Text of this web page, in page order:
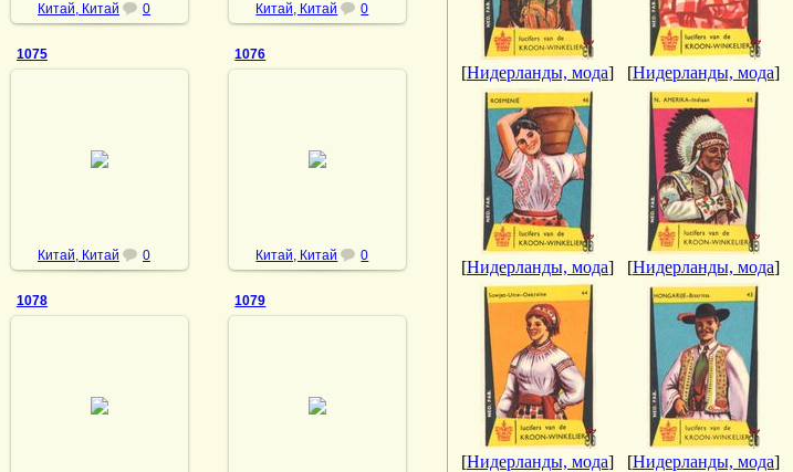
Китай, Китай 0 Китай, Китай 0
1075
Китай, Китай 0
1076
Китай, Китай 0
1078 1079
[Нидерланды, мода] [Нидерланды, мода]
[Нидерланды, мода] [Нидерланды, мода]
[Нидерланды, мода] [Нидерланды, мода]